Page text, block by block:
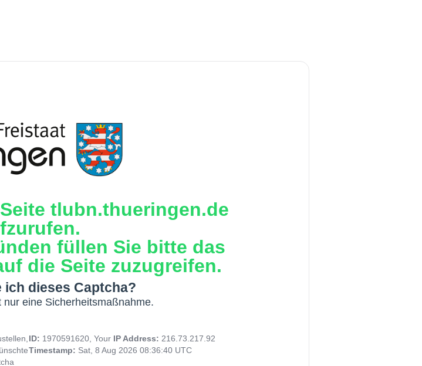
tlubn.thueringen.de
füllen Sie bitte das
die Seite zuzugreifen.
ich dieses Captcha?
nur eine Sicherheitsmaßnahme.
ID: 1970591620, Your IP Address: 216.73.217.92
Timestamp: Sat, 8 Aug 2026 08:36:40 UTC